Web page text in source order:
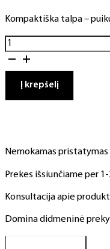
Kompaktiška talpa –
produkto
kiekis:
gelinis
lakas,
Į krepšelį
Nemokamas pristatymas
Prekes išsiunčiame per
Konsultacija apie
Domina didmeninė